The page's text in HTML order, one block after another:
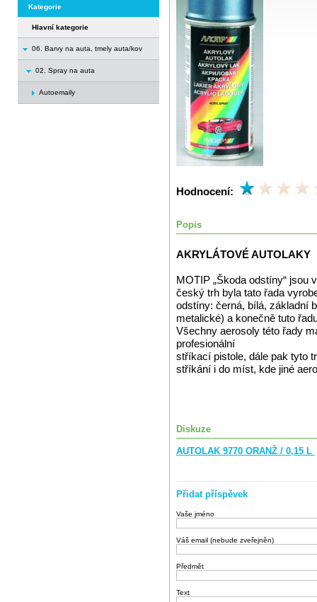
Kategorie
Hlavní kategorie
06. Barvy na auta, tmely auta/kov
02. Spray na auta
Autoemaily
Hodnocení:
Popis
AKRYLÁTOVÉ AUTOLAKY
MOTIP „Škoda odstíny“
český trh byla tato řada
odstíny: černá, bílá, základní
metalické) a konečně tuto
Všechny aerosoly této řady
profesionální
stříkací pistole, dále pak tyto
stříkání i do míst, kde jiné
Diskuze
AUTOLAK 9770 ORANŽ / 0,15 L
Přidat příspěvek
Vaše jméno
Váš email (nebude zveřejněn)
Předmět
Text